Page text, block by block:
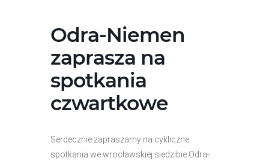
Odra-Niemen
zaprasza na
spotkania
czwartkowe
Serdecznie zapraszamy na cykliczne
spotkania we wrocławskiej siedzibie Odra-